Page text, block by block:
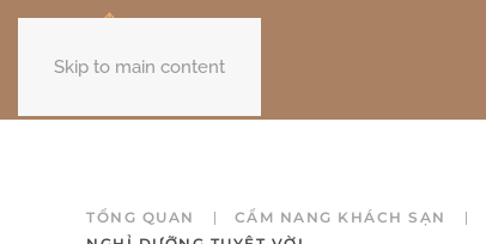
Skip to main content
TỔNG QUAN CẨM NANG KHÁCH SẠN